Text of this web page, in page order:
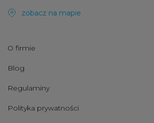
zobacz na mapie
O firmie
Blog
Regulaminy
Polityka prywatności